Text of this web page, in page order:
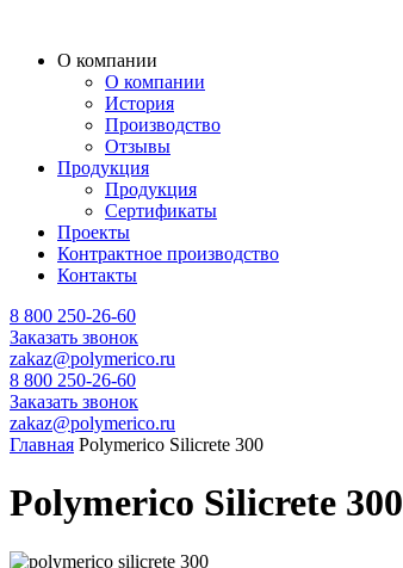
О компании
О компании
История
Производство
Отзывы
Продукция
Продукция
Сертификаты
Проекты
Контрактное производство
Контакты
8 800 250-26-60
Заказать звонок
zakaz@polymerico.ru
8 800 250-26-60
Заказать звонок
zakaz@polymerico.ru
Главная Polymerico Silicrete 300
Polymerico Silicrete 300